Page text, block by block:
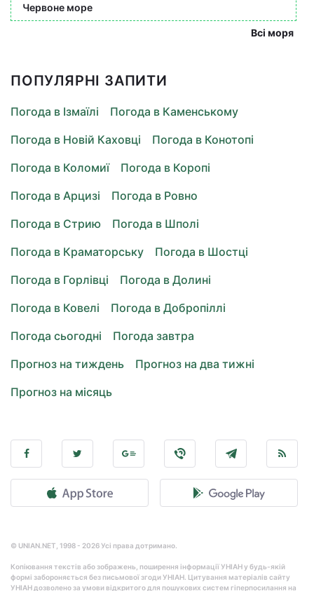
Червоне море
Всі моря
ПОПУЛЯРНІ ЗАПИТИ
Погода в Ізмаїлі
Погода в Каменському
Погода в Новій Каховці
Погода в Конотопі
Погода в Коломиї
Погода в Коропі
Погода в Арцизі
Погода в Ровно
Погода в Стрию
Погода в Шполі
Погода в Краматорську
Погода в Шостці
Погода в Горлівці
Погода в Долині
Погода в Ковелі
Погода в Добропіллі
Погода сьогодні
Погода завтра
Прогноз на тиждень
Прогноз на два тижні
Прогноз на місяць
© UNIAN.NET, 1998 - 2026 Усі права дотримано.
Копіювання текстів або зображень, поширення інформації УНІАН у будь-якій
формі забороняється без письмової згоди УНІАН. Цитування матеріалів сайту
УНІАН дозволено за умови відкритого для пошукових систем гіперпосилання на